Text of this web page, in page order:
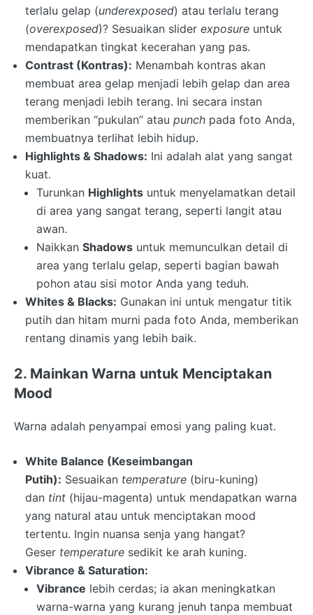
terlalu gelap (underexposed) atau terlalu terang
(overexposed)? Sesuaikan slider exposure untuk
mendapatkan tingkat kecerahan yang pas.
Contrast (Kontras): Menambah kontras akan
membuat area gelap menjadi lebih gelap dan area
terang menjadi lebih terang. Ini secara instan
memberikan “pukulan” atau punch pada foto Anda,
membuatnya terlihat lebih hidup.
Highlights & Shadows: Ini adalah alat yang sangat
kuat.
Turunkan Highlights untuk menyelamatkan detail
di area yang sangat terang, seperti langit atau
awan.
Naikkan Shadows untuk memunculkan detail di
area yang terlalu gelap, seperti bagian bawah
pohon atau sisi motor Anda yang teduh.
Whites & Blacks: Gunakan ini untuk mengatur titik
putih dan hitam murni pada foto Anda, memberikan
rentang dinamis yang lebih baik.
2. Mainkan Warna untuk Menciptakan
Mood
Warna adalah penyampai emosi yang paling kuat.
White Balance (Keseimbangan
Putih): Sesuaikan temperature (biru-kuning)
dan tint (hijau-magenta) untuk mendapatkan warna
yang natural atau untuk menciptakan mood
tertentu. Ingin nuansa senja yang hangat?
Geser temperature sedikit ke arah kuning.
Vibrance & Saturation:
Vibrance lebih cerdas; ia akan meningkatkan
warna-warna yang kurang jenuh tanpa membuat